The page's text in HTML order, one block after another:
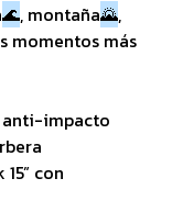
🌊, montaña🌄,
momentos más
impacto
con